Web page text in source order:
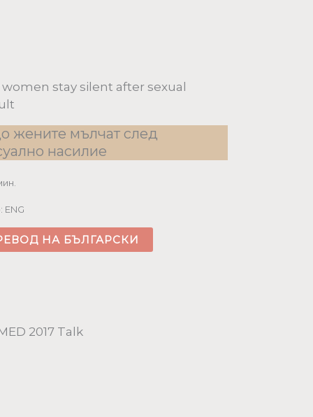
women stay silent after sexual
жените мълчат след
насилие
ENG
НА БЪЛГАРСКИ
2017 Talk